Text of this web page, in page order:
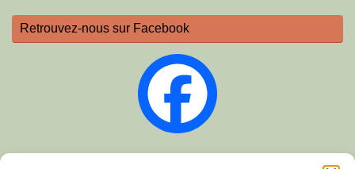
Retrouvez-nous sur Facebook